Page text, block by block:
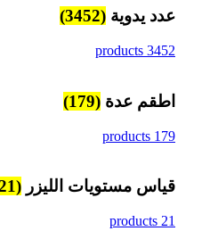
عدد يدوية (3452)
3452 products
اطقم عدة (179)
179 products
قياس مستويات الليزر (21)
21 products